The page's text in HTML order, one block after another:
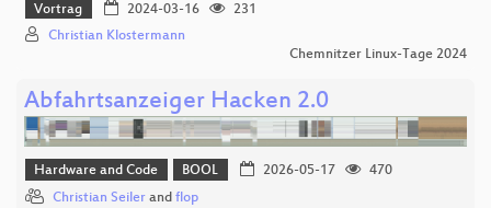
Vortrag 2024-03-16
231
Christian Klostermann
Chemnitzer Linux-Tage 2024
Abfahrtsanzeiger Hacken 2.0
Hardware and Code BOOL 2026-05-17
470
Christian Seiler and flop